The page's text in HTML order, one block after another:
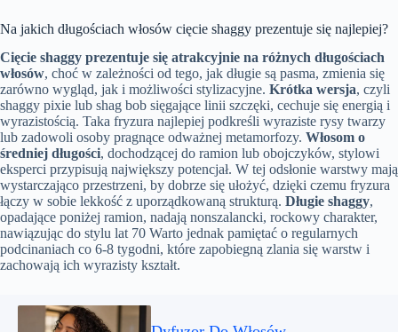
Na jakich długościach włosów cięcie shaggy prezentuje się najlepiej?
Cięcie shaggy prezentuje się atrakcyjnie na różnych długościach
włosów, choć w zależności od tego, jak długie są pasma, zmienia się
zarówno wygląd, jak i możliwości stylizacyjne. Krótka wersja, czyli
shaggy pixie lub shag bob sięgające linii szczęki, cechuje się energią i
wyrazistością. Taka fryzura najlepiej podkreśli wyraziste rysy twarzy
lub zadowoli osoby pragnące odważnej metamorfozy. Włosom o
średniej długości, dochodzącej do ramion lub obojczyków, stylowi
eksperci przypisują największy potencjał. W tej odsłonie warstwy mają
wystarczająco przestrzeni, by dobrze się ułożyć, dzięki czemu fryzura
łączy w sobie lekkość z uporządkowaną strukturą. Długie shaggy,
opadające poniżej ramion, nadają nonszalancki, rockowy charakter,
nawiązując do stylu lat 70 Warto jednak pamiętać o regularnych
podcinaniach co 6-8 tygodni, które zapobiegną zlania się warstw i
zachowają ich wyrazisty kształt.